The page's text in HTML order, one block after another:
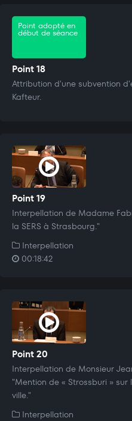
Point adopté en
début de séance
Point 18
Attribution d'une subvention
Kafteur.
Point 19
Interpellation de Madame
la SERS à Strasbourg."
Interpellation
00:18:42
Point 20
Interpellation de Monsieur
"Mention de « Strossburi »
ville."
Interpellation